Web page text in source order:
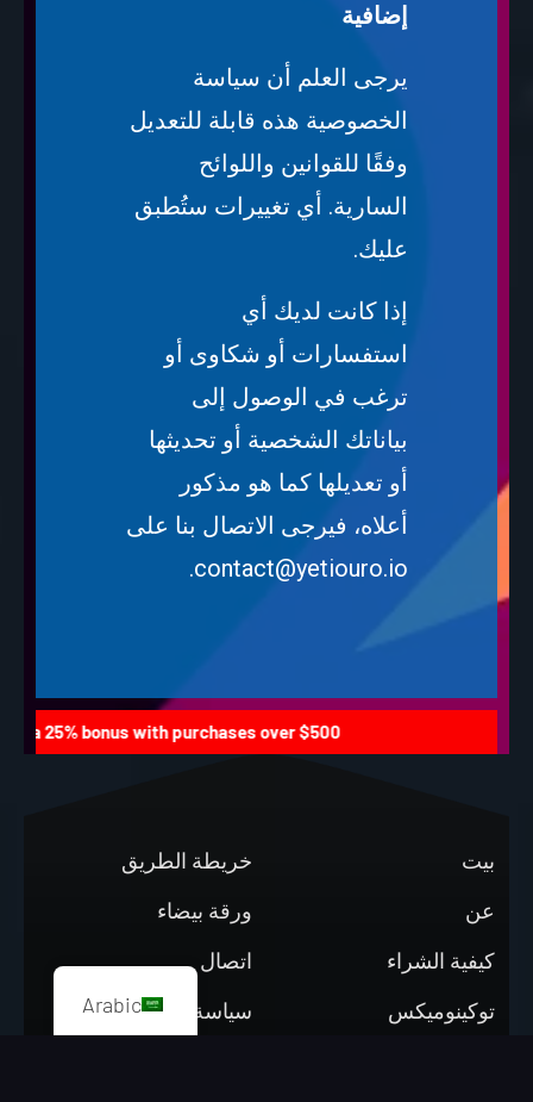
إضافية
يرجى العلم أن سياسة
الخصوصية هذه قابلة للتعديل
وفقًا للقوانين واللوائح
السارية. أي تغييرات ستُطبق
عليك.
إذا كانت لديك أي
استفسارات أو شكاوى أو
ترغب في الوصول إلى
بياناتك الشخصية أو تحديثها
أو تعديلها كما هو مذكور
أعلاه، فيرجى الاتصال بنا على
contact@yetiouro.io
.
25% bonus with purchases over $500! |
بيت
عن
كيفية الشراء
توكينوميكس
خريطة الطريق
ورقة بيضاء
اتصال
سياسة الخصوصية
Arabic